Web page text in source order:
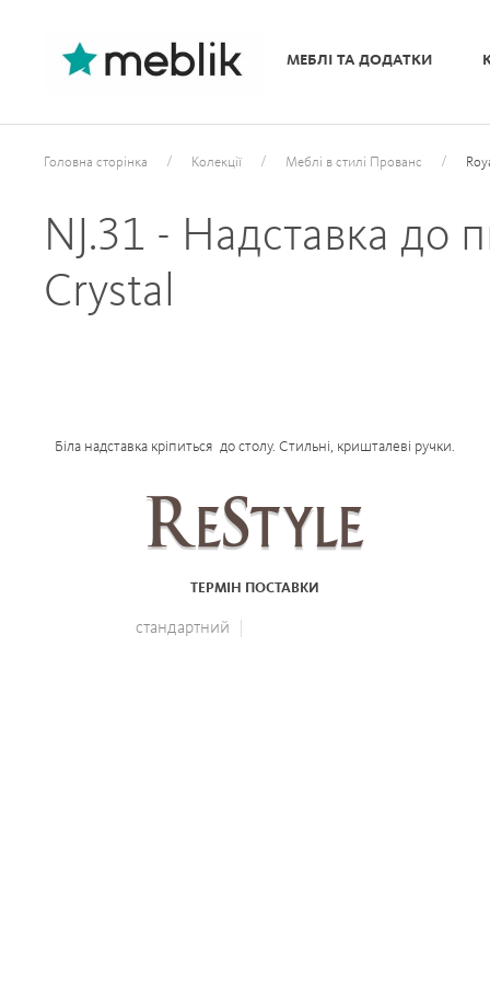
МЕБЛІ ТА ДОДАТКИ
Головна сторінка / Колекції / Меблі в стилі Прованс /
NJ.31 - Надставка до
Crystal
Біла надставка кріпиться до столу. Стильні, кришталеві ручки.
ТЕРМІН ПОСТАВКИ
стандартний